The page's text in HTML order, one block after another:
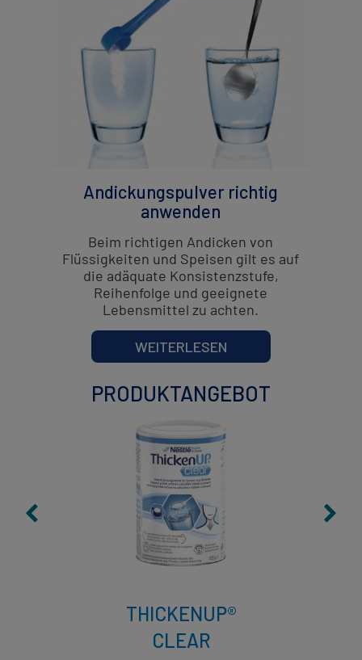
Andickungspulver richtig
anwenden
Beim richtigen Andicken von
Flüssigkeiten und Speisen gilt es auf
die adäquate Konsistenzstufe,
Reihenfolge und geeignete
Lebensmittel zu achten.
WEITERLESEN
PRODUKTANGEBOT
THICKENUP®
CLEAR